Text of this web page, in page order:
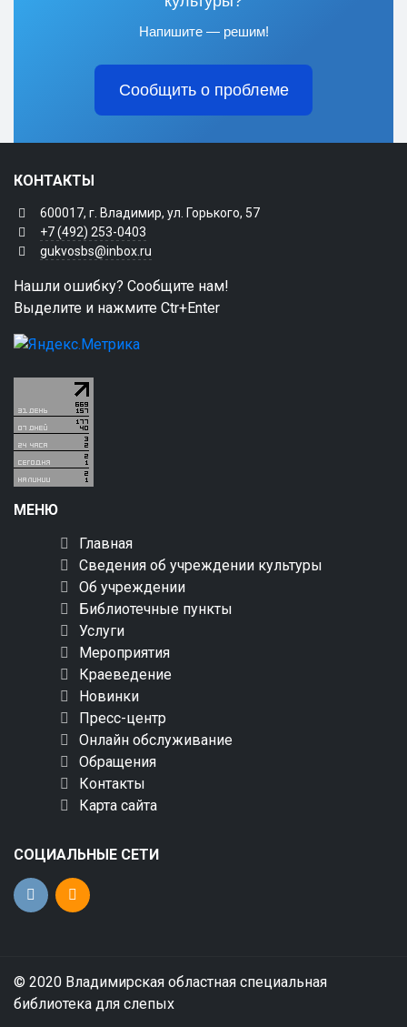
Напишите — решим!
Сообщить о проблеме
КОНТАКТЫ
600017, г. Владимир, ул. Горького, 57
+7 (492) 253-0403
gukvosbs@inbox.ru
Нашли ошибку? Сообщите нам!
Выделите и нажмите Ctr+Enter
МЕНЮ
Главная
Сведения об учреждении культуры
Об учреждении
Библиотечные пункты
Услуги
Мероприятия
Краеведение
Новинки
Пресс-центр
Онлайн обслуживание
Обращения
Контакты
Карта сайта
СОЦИАЛЬНЫЕ СЕТИ
© 2020 Владимирская областная специальная
библиотека для слепых